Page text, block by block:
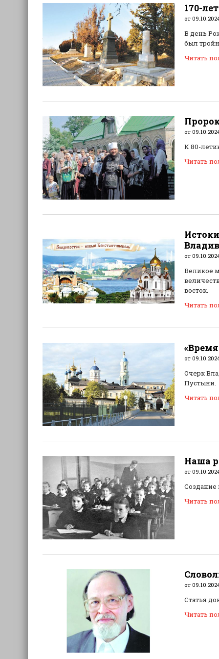
170-
от
В день
был
Читать
от
К 80-
Читать
от
Великое
восток.
Читать
от
Очерк
Пустыни.
Читать
Наша
от
Создание
Читать
от
Статья
Читать